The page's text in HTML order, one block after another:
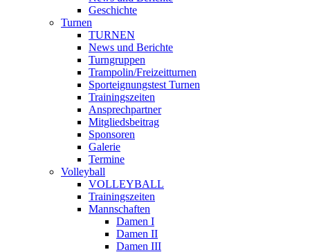
Geschichte
Turnen
TURNEN
News und Berichte
Turngruppen
Trampolin/Freizeitturnen
Sporteignungstest Turnen
Trainingszeiten
Ansprechpartner
Mitgliedsbeitrag
Sponsoren
Galerie
Termine
Volleyball
VOLLEYBALL
Trainingszeiten
Mannschaften
Damen I
Damen II
Damen III